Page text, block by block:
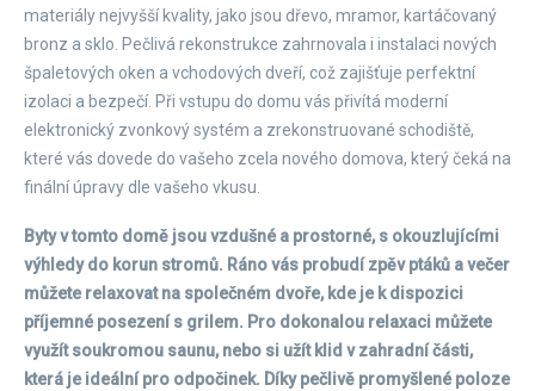
materiály nejvyšší kvality, jako jsou dřevo, mramor, kartáčovaný
bronz a sklo. Pečlivá rekonstrukce zahrnovala i instalaci nových
špaletových oken a vchodových dveří, což zajišťuje perfektní
izolaci a bezpečí. Při vstupu do domu vás přivítá moderní
elektronický zvonkový systém a zrekonstruované schodiště,
které vás dovede do vašeho zcela nového domova, který čeká na
finální úpravy dle vašeho vkusu.
Byty v tomto domě jsou vzdušné a prostorné, s okouzlujícími
výhledy do korun stromů. Ráno vás probudí zpěv ptáků a večer
můžete relaxovat na společném dvoře, kde je k dispozici
příjemné posezení s grilem. Pro dokonalou relaxaci můžete
využít soukromou saunu, nebo si užít klid v zahradní části,
která je ideální pro odpočinek. Díky pečlivě promyšlené poloze